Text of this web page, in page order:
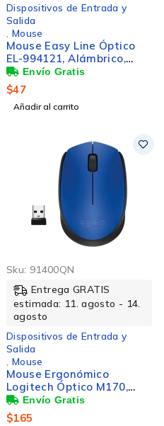
Dispositivos de Entrada y
Salida
Mouse
Mouse Easy Line Óptico
EL-994121, Alámbrico,
USB, 1200DPI, Negro
$47
Añadir al carrito
Sku: 91400QN
Entrega GRATIS
estimada: 11. agosto - 14.
agosto
Dispositivos de Entrada y
Salida
Mouse
Mouse Ergonómico
Logitech Óptico M170,
Inalámbrico, USB, 1000DPI,
Negro/Azul
$165